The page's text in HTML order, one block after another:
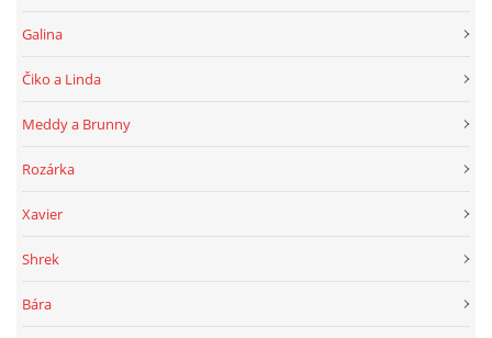
Galina
Čiko a Linda
Meddy a Brunny
Rozárka
Xavier
Shrek
Bára